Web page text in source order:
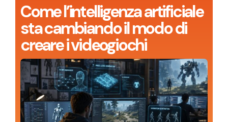
Come l’intelligenza artificiale
sta cambiando il modo di
creare i videogiochi